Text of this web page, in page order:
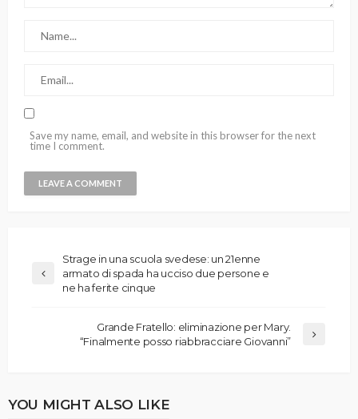
Save my name, email, and website in this browser for the next
time I comment.
Strage in una scuola svedese: un 21enne
armato di spada ha ucciso due persone e
ne ha ferite cinque
Grande Fratello: eliminazione per Mary.
“Finalmente posso riabbracciare Giovanni”
YOU MIGHT ALSO LIKE